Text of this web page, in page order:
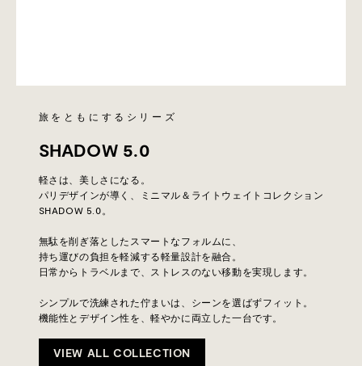
旅をともにするシリーズ
SHADOW 5.0
軽さは、美しさになる。
パリデザインが導く、ミニマル＆ライトウェイトコレクション
SHADOW 5.0。
無駄を削ぎ落としたスマートなフォルムに、
持ち運びの負担を軽減する軽量設計を融合。
日常からトラベルまで、ストレスのない移動を実現します。
シンプルで洗練された佇まいは、シーンを選ばずフィット。
機能性とデザイン性を、軽やかに両立した一台です。
VIEW ALL COLLECTION